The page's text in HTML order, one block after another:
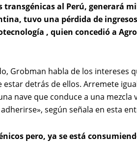
al Perú, generará
tuvo una pérdida de
, quien concedió a
Grobman habla de los intereses
estar detrás de ellos. Arremete
nave que conduce a una
según señala en esta
pero, ya se está